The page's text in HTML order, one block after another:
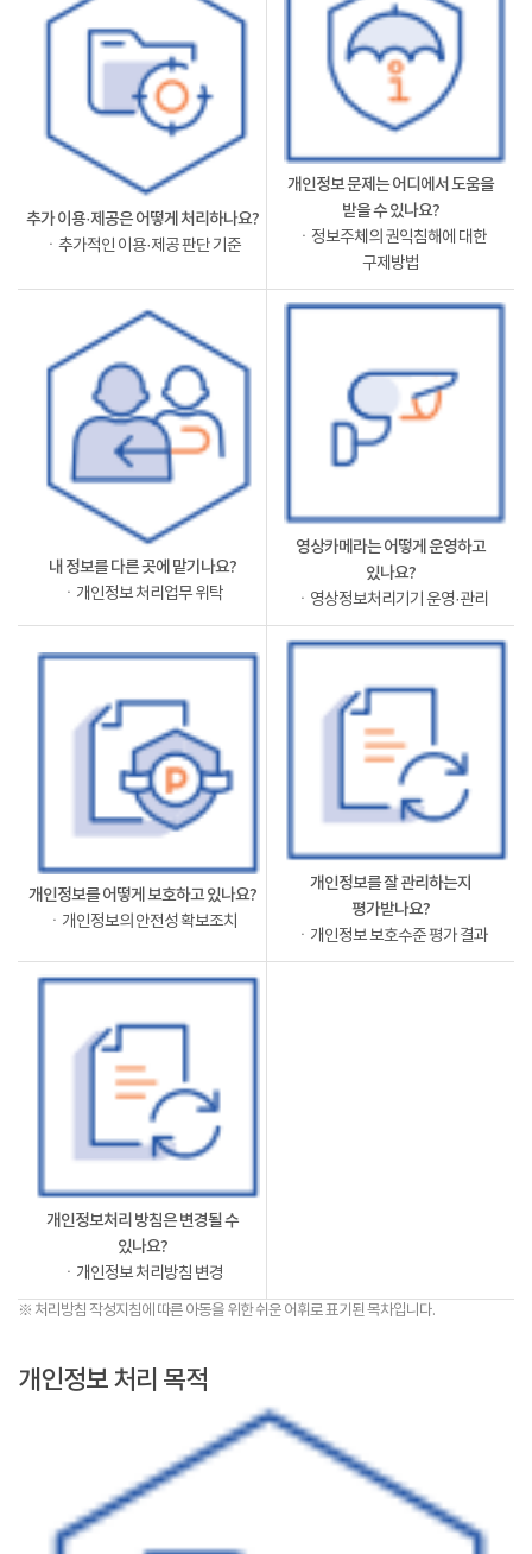
추가 이용·제공은 어떻게 처리하나요?
ㆍ추가적인 이용·제공 판단 기준
개인정보 문제는 어디에서 도움을
받을 수 있나요?
ㆍ정보주체의 권익침해에 대한
구제방법
내 정보를 다른 곳에 맡기나요?
ㆍ개인정보 처리업무 위탁
영상카메라는 어떻게 운영하고
있나요?
ㆍ영상정보처리기기 운영·관리
개인정보를 어떻게 보호하고 있나요?
ㆍ개인정보의 안전성 확보조치
개인정보를 잘 관리하는지
평가받나요?
ㆍ개인정보 보호수준 평가 결과
개인정보처리 방침은 변경될 수
있나요?
ㆍ개인정보 처리방침 변경
※ 처리방침 작성지침에 따른 아동을 위한 쉬운 어휘로 표기된 목차입니다.
개인정보 처리 목적